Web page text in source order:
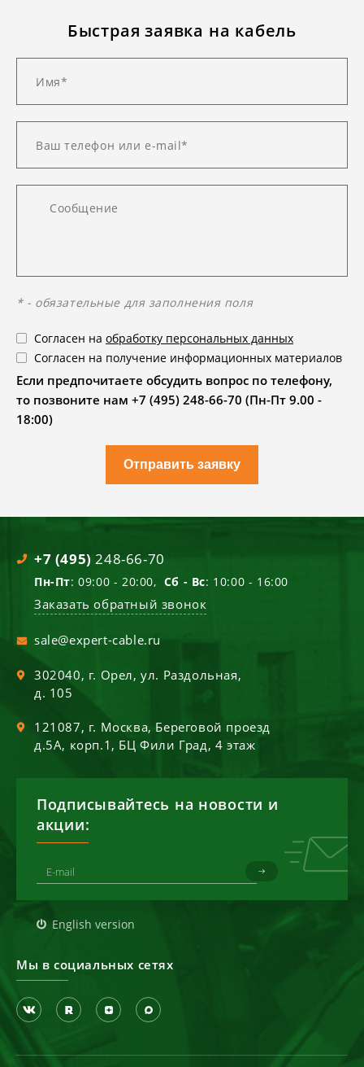
Быстрая заявка на кабель
* - обязательные для заполнения поля
Согласен на обработку персональных данных
Согласен на получение информационных материалов
Если предпочитаете обсудить вопрос по телефону,
то позвоните нам +7 (495) 248-66-70 (Пн-Пт 9.00 -
18:00)
Отправить заявку
+7 (495) 248-66-70
Пн-Пт: 09:00 - 20:00, Сб - Вс: 10:00 - 16:00
Заказать обратный звонок
sale@expert-cable.ru
302040, г. Орел,ул. Раздольная,
д. 105
121087, г. Москва, Береговой проезд
д.5А, корп.1, БЦ Фили Град, 4 этаж
Подписывайтесь на новости и
акции:
English version
Мы в социальных сетях